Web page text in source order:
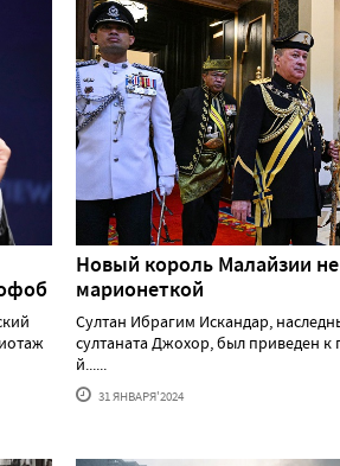
Новый король Малайзии
марионеткой
Султан Ибрагим Искандар,
султаната Джохор, был приведен к
й......
31 ЯНВАРЯ'2024